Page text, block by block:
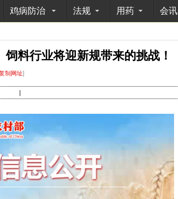
鸡病防治 法规 用药 会讯
料行业将迎新规带来的挑战！
制网址]